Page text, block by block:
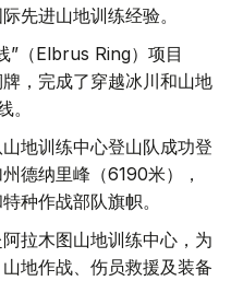
先进山地训练经验。
”（Elbrus Ring）项目
，完成了穿越冰川和山地
。
地训练中心登山队成功登
德纳里峰（6190米），
种作战部队旗帜。
拉木图山地训练中心，为
地作战、伤员救援及装备